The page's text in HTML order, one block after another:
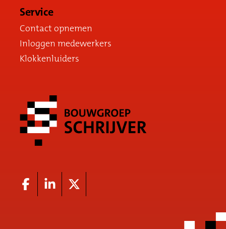
Service
Contact opnemen
Inloggen medewerkers
Klokkenluiders